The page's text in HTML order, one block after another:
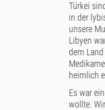
Türkei
in der
unsere
Libyen
dem
heimlich
Es war
wollte.